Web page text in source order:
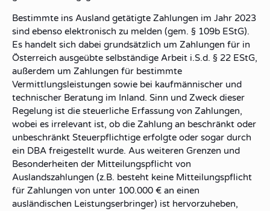
Bestimmte ins Ausland getätigte Zahlungen im Jahr 2023
sind ebenso elektronisch zu melden (gem. § 109b EStG).
Es handelt sich dabei grundsätzlich um Zahlungen für in
Österreich ausgeübte selbständige Arbeit i.S.d. § 22 EStG,
außerdem um Zahlungen für bestimmte
Vermittlungsleistungen sowie bei kaufmännischer und
technischer Beratung im Inland. Sinn und Zweck dieser
Regelung ist die steuerliche Erfassung von Zahlungen,
wobei es irrelevant ist, ob die Zahlung an beschränkt oder
unbeschränkt Steuerpflichtige erfolgte oder sogar durch
ein DBA freigestellt wurde. Aus weiteren Grenzen und
Besonderheiten der Mitteilungspflicht von
Auslandszahlungen (z.B. besteht keine Mitteilungspflicht
für Zahlungen von unter 100.000 € an einen
ausländischen Leistungserbringer) ist hervorzuheben,